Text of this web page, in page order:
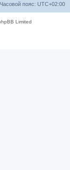
Часовой пояс: UTC+02:00
Limited